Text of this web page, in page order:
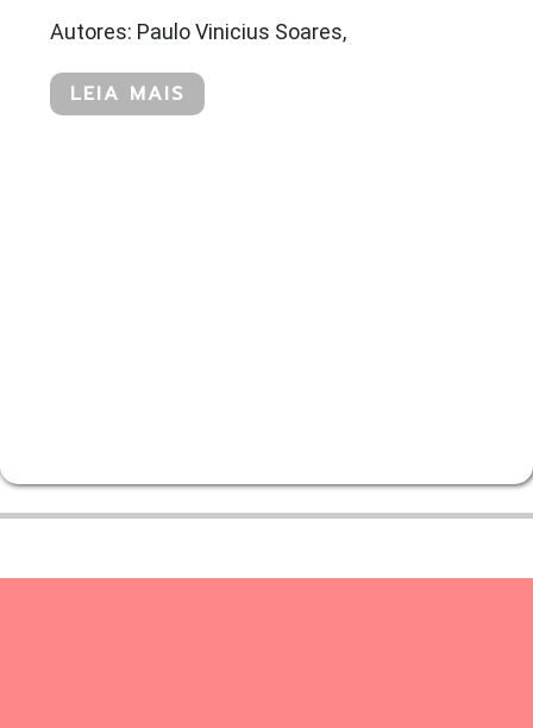
Autores: Paulo Vinicius Soares,
LEIA MAIS